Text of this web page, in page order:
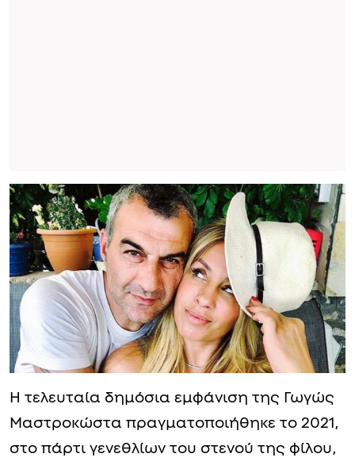
Η τελευταία δημόσια εμφάνιση της Γωγώς
Μαστροκώστα πραγματοποιήθηκε το 2021,
στο πάρτι γενεθλίων του στενού της φίλου,